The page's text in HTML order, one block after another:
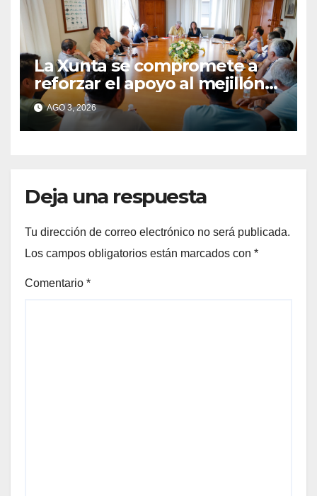
La Xunta se compromete a
reforzar el apoyo al mejillón
de Moaña tras reunirse con
los bateeiros de Rianosa
AGO 3, 2026
Deja una respuesta
Tu dirección de correo electrónico no será publicada.
Los campos obligatorios están marcados con *
Comentario *